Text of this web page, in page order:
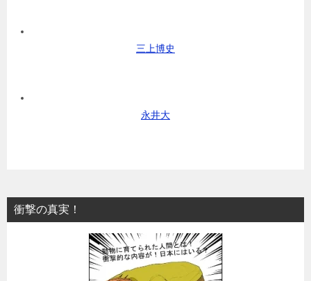
三上博史
永井大
衝撃の真実！